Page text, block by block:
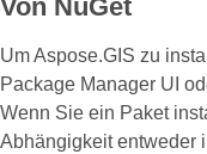
Von NuGet
Um Aspose.GIS zu
Package Manager UI
Wenn Sie ein Paket
Abhängigkeit entweder